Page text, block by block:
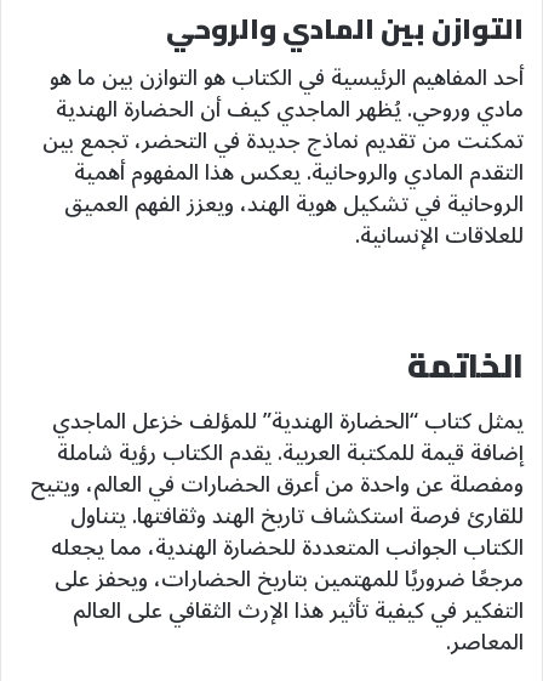
التوازن بين المادي والروحي
أحد المفاهيم الرئيسية في الكتاب هو التوازن بين ما هو
مادي وروحي. يُظهر الماجدي كيف أن الحضارة الهندية
تمكنت من تقديم نماذج جديدة في التحضر، تجمع بين
التقدم المادي والروحانية. يعكس هذا المفهوم أهمية
الروحانية في تشكيل هوية الهند، ويعزز الفهم العميق
للعلاقات الإنسانية.
الخاتمة
يمثل كتاب “الحضارة الهندية” للمؤلف خزعل الماجدي
إضافة قيمة للمكتبة العربية. يقدم الكتاب رؤية شاملة
ومفصلة عن واحدة من أعرق الحضارات في العالم، ويتيح
للقارئ فرصة استكشاف تاريخ الهند وثقافتها. يتناول
الكتاب الجوانب المتعددة للحضارة الهندية، مما يجعله
مرجعًا ضروريًا للمهتمين بتاريخ الحضارات، ويحفز على
التفكير في كيفية تأثير هذا الإرث الثقافي على العالم
المعاصر.